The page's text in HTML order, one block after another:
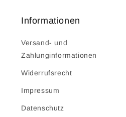
Informationen
Versand- und
Zahlunginformationen
Widerrufsrecht
Impressum
Datenschutz